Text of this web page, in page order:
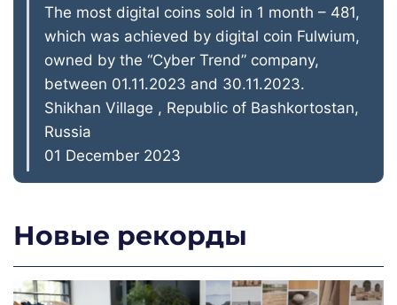
The most digital coins sold in 1 month – 481,
which was achieved by digital coin Fulwium,
owned by the “Cyber Trend” company,
between 01.11.2023 and 30.11.2023.
Shikhan Village , Republic of Bashkortostan,
Russia
01 December 2023
Новые рекорды